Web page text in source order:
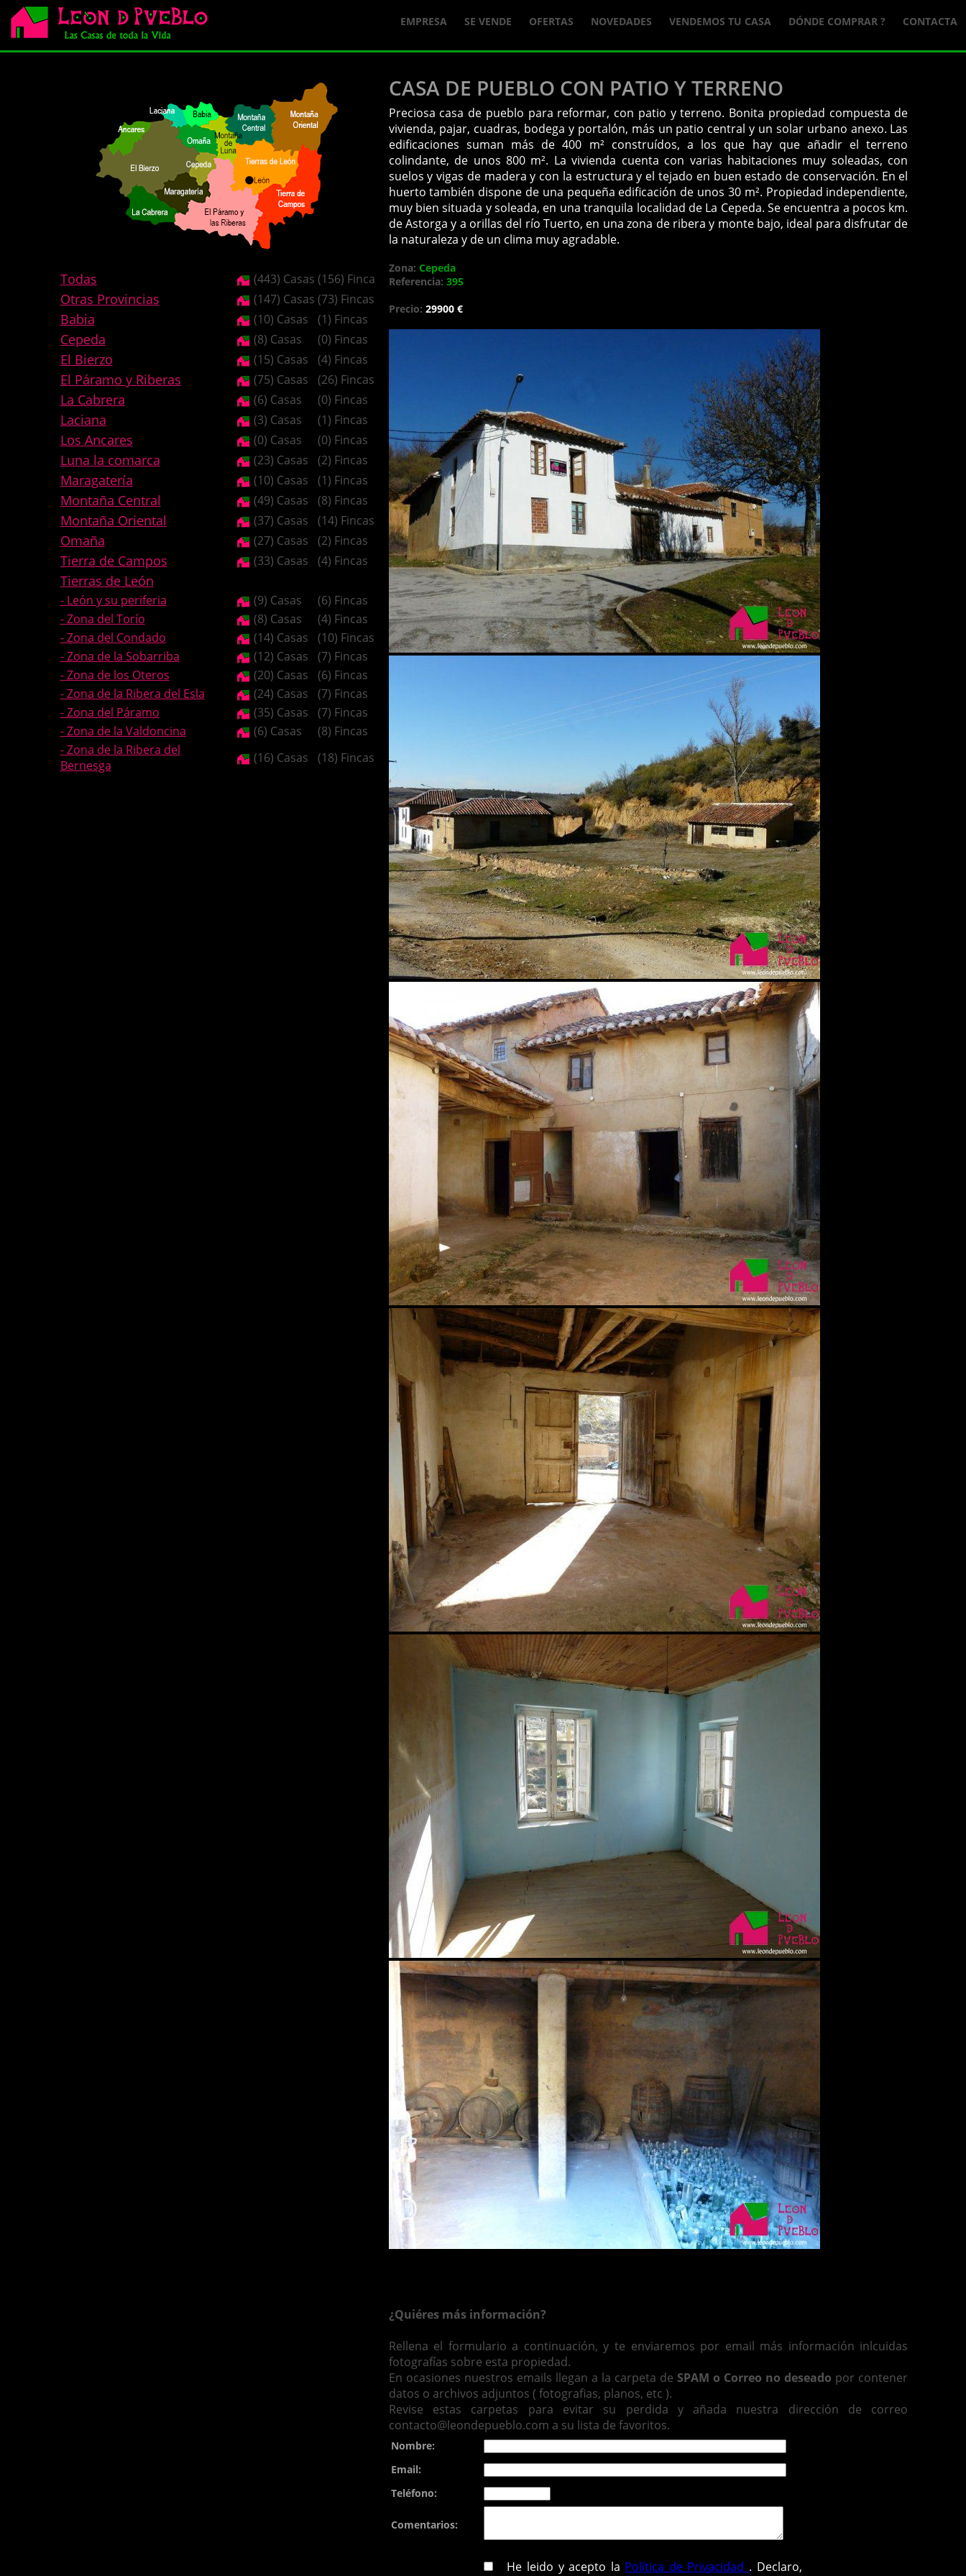
EMPRESA SE VENDE OFERTAS NOVEDADES VENDEMOS TU CASA DÓNDE COMPRAR ? CONTACTA
Todas (443) Casas (156) Fincas
Otras Provincias (147) Casas (73) Fincas
Babia (10) Casas (1) Fincas
Cepeda (8) Casas (0) Fincas
El Bierzo (15) Casas (4) Fincas
El Páramo y Riberas (75) Casas (26) Fincas
La Cabrera (6) Casas (0) Fincas
Laciana (3) Casas (1) Fincas
Los Ancares (0) Casas (0) Fincas
Luna la comarca (23) Casas (2) Fincas
Maragatería (10) Casas (1) Fincas
Montaña Central (49) Casas (8) Fincas
Montaña Oriental (37) Casas (14) Fincas
Omaña (27) Casas (2) Fincas
Tierra de Campos (33) Casas (4) Fincas
Tierras de León
- León y su periferia (9) Casas
(6) Fincas
- Zona del Torío
(8) Casas
(4) Fincas
- Zona del Condado
(14) Casas
(10) Fincas
- Zona de la Sobarriba
(12) Casas
(7) Fincas
- Zona de los Oteros
(20) Casas
(6) Fincas
- Zona de la Ribera del Esla
(24) Casas
(7) Fincas
- Zona del Páramo
(35) Casas
(7) Fincas
- Zona de la Valdoncina
(6) Casas
(8) Fincas
- Zona de la Ribera del
Bernesga
(16) Casas (18) Fincas
CASA DE PUEBLO CON PATIO Y TERRENO
Preciosa casa de pueblo para reformar, con patio y terreno. Bonita propiedad compuesta de
vivienda, pajar, cuadras, bodega y portalón, más un patio central y un solar urbano anexo. Las
edificaciones suman más de 400 m² construídos, a los que hay que añadir el terreno
colindante, de unos 800 m². La vivienda cuenta con varias habitaciones muy soleadas, con
suelos y vigas de madera y con la estructura y el tejado en buen estado de conservación. En el
huerto también dispone de una pequeña edificación de unos 30 m². Propiedad independiente,
muy bien situada y soleada, en una tranquila localidad de La Cepeda. Se encuentra a pocos km.
de Astorga y a orillas del río Tuerto, en una zona de ribera y monte bajo, ideal para disfrutar de
la naturaleza y de un clima muy agradable.
Zona: Cepeda
Referencia: 395
Precio: 29900 €
¿Quiéres más información?
Rellena el formulario a continuación, y te enviaremos por email más información inlcuidas
fotografías sobre esta propiedad.
En ocasiones nuestros emails llegan a la carpeta de SPAM o Correo no deseado por contener
datos o archivos adjuntos ( fotografias, planos, etc ).
Revise estas carpetas para evitar su perdida y añada nuestra dirección de correo
contacto@leondepueblo.com a su lista de favoritos.
Nombre:
Email:
Teléfono:
Comentarios:
He leido y acepto la Política de Privacidad . Declaro,